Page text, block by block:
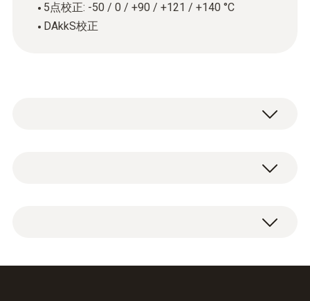
5点校正: -50 / 0 / +90 / +121 / +140 °C
DAkkS校正